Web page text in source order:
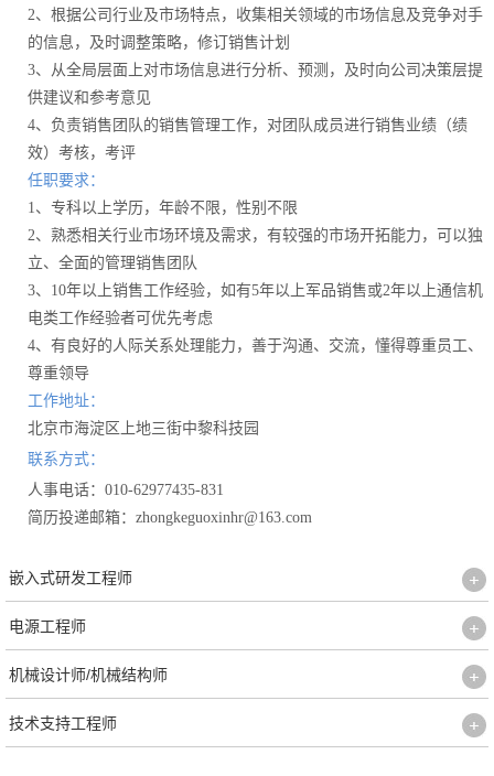
2、根据公司行业及市场特点，收集相关领域的市场信息及竞争对手
的信息，及时调整策略，修订销售计划
3、从全局层面上对市场信息进行分析、预测，及时向公司决策层提
供建议和参考意见
4、负责销售团队的销售管理工作，对团队成员进行销售业绩（绩
效）考核，考评
任职要求：
1、专科以上学历，年龄不限，性别不限
2、熟悉相关行业市场环境及需求，有较强的市场开拓能力，可以独
立、全面的管理销售团队
3、10年以上销售工作经验，如有5年以上军品销售或2年以上通信机
电类工作经验者可优先考虑
4、有良好的人际关系处理能力，善于沟通、交流，懂得尊重员工、
尊重领导
工作地址：
北京市海淀区上地三街中黎科技园
联系方式：
人事电话：010-62977435-831
简历投递邮箱：zhongkeguoxinhr@163.com
嵌入式研发工程师
电源工程师
机械设计师/机械结构师
技术支持工程师